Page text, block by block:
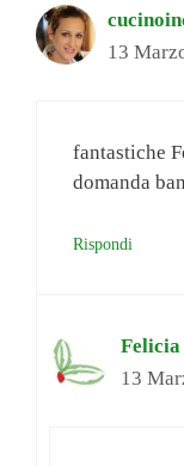
13
fantastiche
domanda
Rispondi
Felicia
13